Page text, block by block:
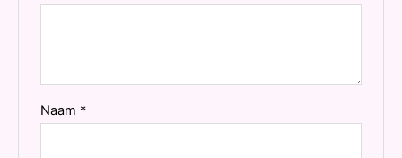
Naam *